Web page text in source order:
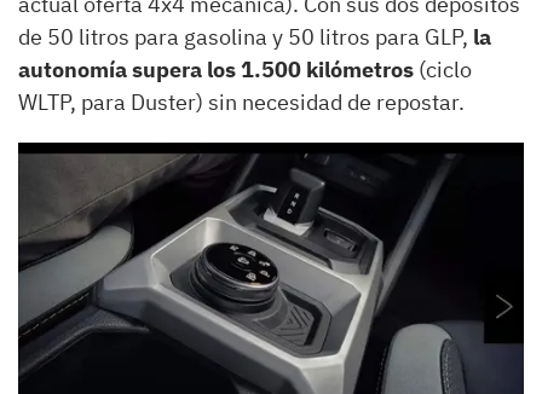
de 50 litros para gasolina y 50 litros para GLP, la
autonomía supera los 1.500 kilómetros (ciclo
WLTP, para Duster) sin necesidad de repostar.